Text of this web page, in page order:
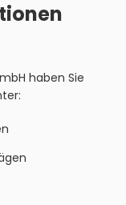
haben Sie